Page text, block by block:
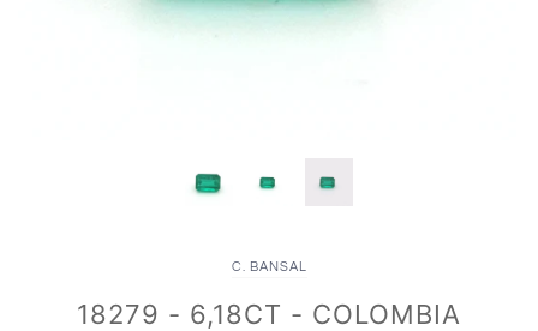
C. BANSAL
18279 - 6,18CT - COLOMBIA